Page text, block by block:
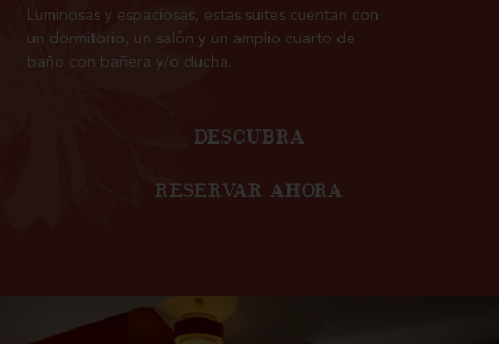
Luminosas y espaciosas, estas suites cuentan con
un dormitorio, un salón y un amplio cuarto de
baño con bañera y/o ducha.
DESCUBRA
RESERVAR AHORA